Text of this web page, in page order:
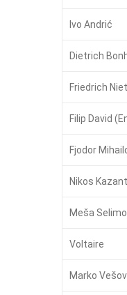
Ivo Andrić
Dietrich
Friedrich
Filip David
Fjodor
Nikos
Meša
Voltaire
Marko